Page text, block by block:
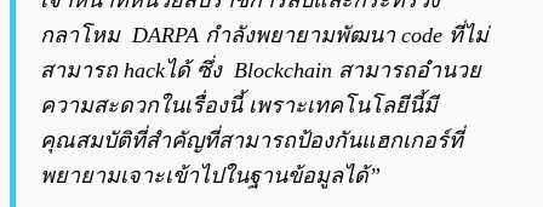
กลาโหม DARPA กำลังพยายามพัฒนา code ที่ไม่
สามารถ hackได้ ซึ่ง Blockchain สามารถอำนวย
ความสะดวกในเรื่องนี้ เพราะเทคโนโลยีนี้มี
คุณสมบัติที่สำคัญที่สามารถป้องกันแฮกเกอร์ที่
พยายามเจาะเข้าไปในฐานข้อมูลได้”